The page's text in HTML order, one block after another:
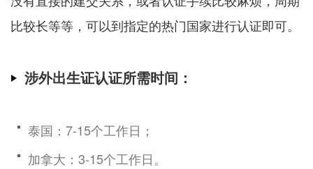
比较长等等，可以到指定的热门国家进行认证即可。
涉外出生证认证所需时间：
泰国：7-15个工作日；
加拿大：3-15个工作日。